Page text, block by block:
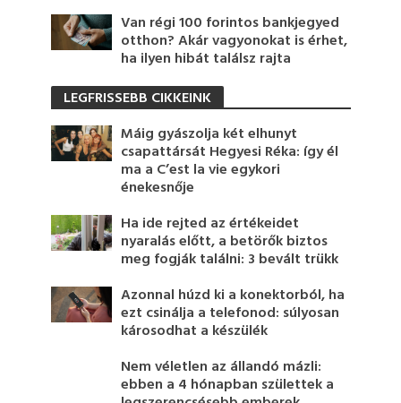
Van régi 100 forintos bankjegyed
otthon? Akár vagyonokat is érhet,
ha ilyen hibát találsz rajta
LEGFRISSEBB CIKKEINK
Máig gyászolja két elhunyt
csapattársát Hegyesi Réka: így él
ma a C’est la vie egykori
énekesnője
Ha ide rejted az értékeidet
nyaralás előtt, a betörők biztos
meg fogják találni: 3 bevált trükk
Azonnal húzd ki a konektorból, ha
ezt csinálja a telefonod: súlyosan
károsodhat a készülék
Nem véletlen az állandó mázli:
ebben a 4 hónapban születtek a